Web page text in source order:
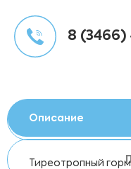
8
Описание
Тиреотропный